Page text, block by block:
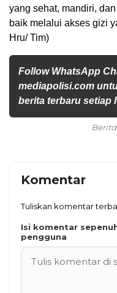
yang sehat, mandiri,
baik melalui akses gizi
Hru/ Tim)
Follow WhatsApp
mediapolisi.com
berita terbaru setiap
Komentar
Tuliskan komentar
Isi komentar
pengguna